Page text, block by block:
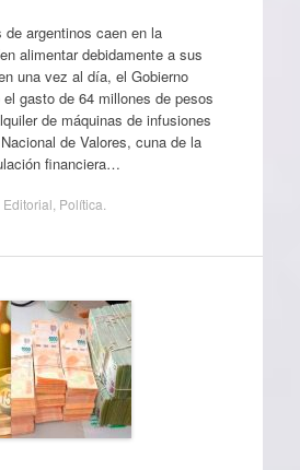
de argentinos caen en la
alimentar debidamente a sus
una vez al día, el Gobierno
gasto de 64 millones de pesos
de máquinas de infusiones
de Valores, cuna de la
financiera…
Editorial Política